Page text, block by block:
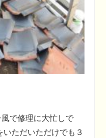
で修理に大忙しで
ただいただけでも３